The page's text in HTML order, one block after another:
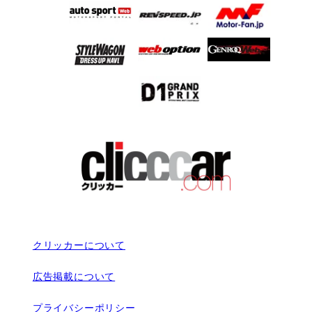
クリッカーについて
広告掲載について
プライバシーポリシー